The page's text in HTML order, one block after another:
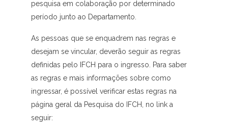
pesquisa em colaboração por determinado
período junto ao Departamento.
As pessoas que se enquadrem nas regras e
desejam se vincular, deverão seguir as regras
definidas pelo IFCH para o ingresso. Para saber
as regras e mais informações sobre como
ingressar, é possível verificar estas regras na
página geral da Pesquisa do IFCH, no link a
seguir: